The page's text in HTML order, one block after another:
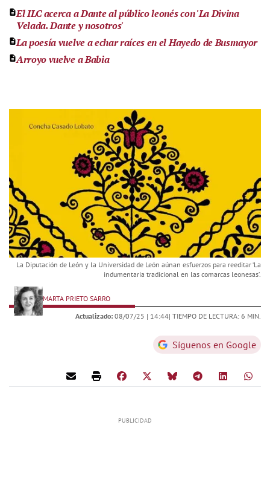
El ILC acerca a Dante al público leonés con 'La Divina
Velada. Dante y nosotros'
La poesía vuelve a echar raíces en el Hayedo de Busmayor
Arroyo vuelve a Babia
La Diputación de León y la Universidad de León aúnan esfuerzos para reeditar ‘La
indumentaria tradicional en las comarcas leonesas’.
MARTA PRIETO SARRO
Actualizado: 08/07/25 | 14:44| TIEMPO DE LECTURA: 6 MIN.
Síguenos en Google